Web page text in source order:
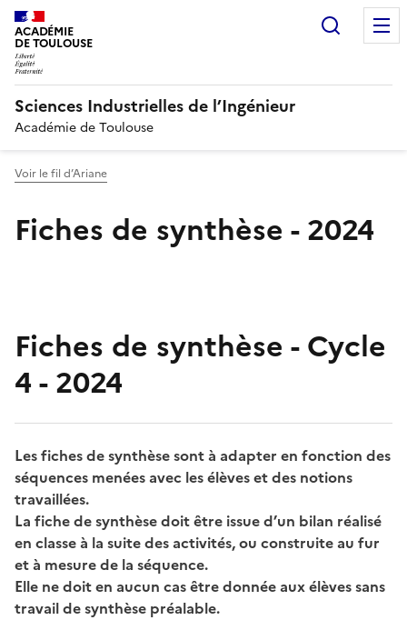
ACADÉMIE
DE TOULOUSE
Sciences Industrielles de l’Ingénieur
Académie de Toulouse
Voir le fil d’Ariane
Fiches de synthèse - 2024
Fiches de synthèse - Cycle
4 - 2024
Les fiches de synthèse sont à adapter en fonction des
séquences menées avec les élèves et des notions
travaillées.
La fiche de synthèse doit être issue d’un bilan réalisé
en classe à la suite des activités, ou construite au fur
et à mesure de la séquence.
Elle ne doit en aucun cas être donnée aux élèves sans
travail de synthèse préalable.